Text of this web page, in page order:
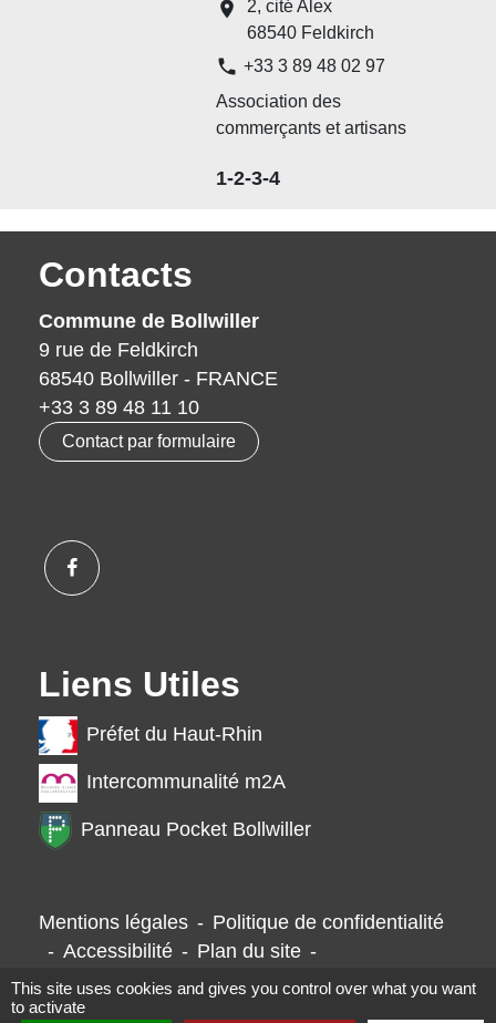
location_on
2, cité Alex
68540 Feldkirch
phone +33 3 89 48 02 97
Association des
commerçants et artisans
1-2-3-4
Contacts
Commune de Bollwiller
9 rue de Feldkirch
68540 Bollwiller - FRANCE
+33 3 89 48 11 10
Contact par formulaire
Liens Utiles
Préfet du Haut-Rhin
Intercommunalité m2A
Panneau Pocket Bollwiller
Mentions légales - Politique de confidentialité
- Accessibilité - Plan du site -
Gestion des cookies
This site uses cookies and gives you control over what you want
to activate